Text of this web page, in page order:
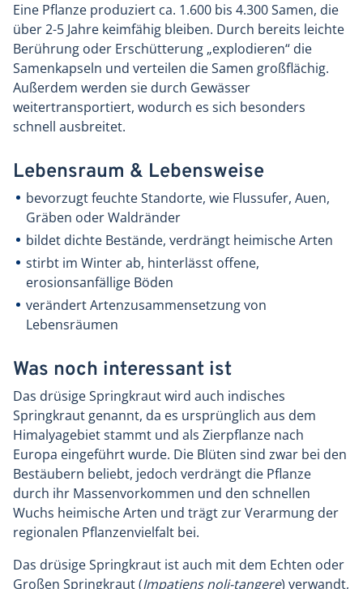
Eine Pflanze produziert ca. 1.600 bis 4.300 Samen, die
über 2-5 Jahre keimfähig bleiben. Durch bereits leichte
Berührung oder Erschütterung „explodieren“ die
Samenkapseln und verteilen die Samen großflächig.
Außerdem werden sie durch Gewässer
weitertransportiert, wodurch es sich besonders
schnell ausbreitet.
Lebensraum & Lebensweise
bevorzugt feuchte Standorte, wie Flussufer, Auen,
Gräben oder Waldränder
bildet dichte Bestände, verdrängt heimische Arten
stirbt im Winter ab, hinterlässt offene,
erosionsanfällige Böden
verändert Artenzusammensetzung von
Lebensräumen
Was noch interessant ist
Das drüsige Springkraut wird auch indisches
Springkraut genannt, da es ursprünglich aus dem
Himalyagebiet stammt und als Zierpflanze nach
Europa eingeführt wurde. Die Blüten sind zwar bei den
Bestäubern beliebt, jedoch verdrängt die Pflanze
durch ihr Massenvorkommen und den schnellen
Wuchs heimische Arten und trägt zur Verarmung der
regionalen Pflanzenvielfalt bei.
Das drüsige Springkraut ist auch mit dem Echten oder
Großen Springkraut (Impatiens noli-tangere) verwandt,